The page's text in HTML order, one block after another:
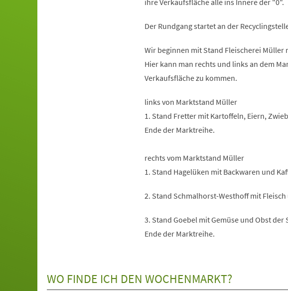
Der Rundgang startet an der
Wir beginnen mit Stand Fleischerei Müller
Hier kann man rechts und links an dem
Verkaufsfläche zu kommen.
links von Marktstand Müller
1. Stand Fretter mit Kartoffeln, Eiern,
Ende der Marktreihe.
rechts vom Marktstand Müller
1. Stand Hagelüken mit Backwaren und
2. Stand Schmalhorst-Westhoff mit
3. Stand Goebel mit Gemüse und Obst der
Ende der Marktreihe.
WO FINDE ICH DEN WOCHENMARKT?